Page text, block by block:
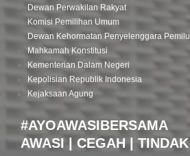
Dewan Perwakilan Rakyat
Komisi Pemilihan Umum
Dewan Kehormatan Penyelenggara Pemilu
Mahkamah Konstitusi
Kementerian Dalam Negeri
Kepolisian Republik Indonesia
Kejaksaan Agung
#AYOAWASIBERSAMA
AWASI | CEGAH | TINDAK